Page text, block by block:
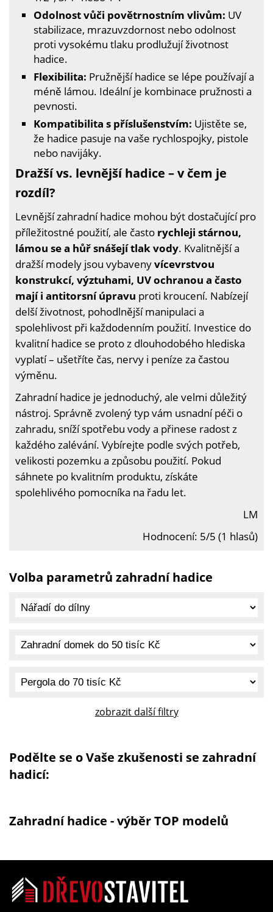
Odolnost vůči povětrnostním vlivům: UV
stabilizace, mrazuvzdornost nebo odolnost
proti vysokému tlaku prodlužují životnost
hadice.
Flexibilita: Pružnější hadice se lépe používají a
méně lámou. Ideální je kombinace pružnosti a
pevnosti.
Kompatibilita s příslušenstvím: Ujistěte se,
že hadice pasuje na vaše rychlospojky, pistole
nebo navijáky.
Dražší vs. levnější hadice – v čem je
rozdíl?
Levnější zahradní hadice mohou být dostačující pro
příležitostné použití, ale často rychleji stárnou,
lámou se a hůř snášejí tlak vody. Kvalitnější a
dražší modely jsou vybavenyvícevrstvou
konstrukcí, výztuhami, UV ochranou a často
mají i antitorsní úpravu proti kroucení. Nabízejí
delší životnost, pohodlnější manipulaci a
spolehlivost při každodenním použití. Investice do
kvalitní hadice se proto z dlouhodobého hlediska
vyplatí – ušetříte čas, nervy i peníze za častou
výměnu.
Zahradní hadice je jednoduchý, ale velmi důležitý
nástroj. Správně zvolený typ vám usnadní péči o
zahradu, sníží spotřebu vody a přinese radost z
každého zalévání. Vybírejte podle svých potřeb,
velikosti pozemku a způsobu použití. Pokud
sáhnete po kvalitním produktu, získáte
spolehlivého pomocníka na řadu let.
LM
Hodnocení: 5/5 (1 hlasů)
Volba parametrů zahradní hadice
zobrazit další filtry
Podělte se o Vaše zkušenosti se zahradní
hadicí:
Zahradní hadice - výběr TOP modelů